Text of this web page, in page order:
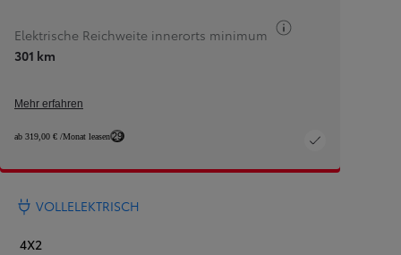
Elektrische Reichweite innerorts minimum
301 km
Mehr erfahren
ab 319,00 € /Monat leasen29
VOLLELEKTRISCH
4X2